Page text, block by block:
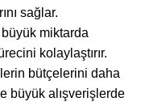
sağlar.
miktarda
kolaylaştırır.
bütçelerini daha
büyük alışverişlerde